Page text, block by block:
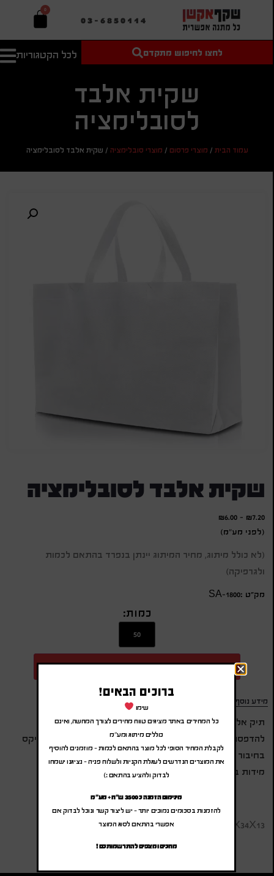
03-6850114
0
לכל הקטגוריות
טקסט חופשי
מחיר מיני'
לחצו לחיפוש מתקדם
שקית אלבד
לסובלימציה
עמוד הבית/ מוצרי פרסום/ מוצרי סובלימציה/ שקית אלבד לסובלימציה
שקית אלבד לסובלימציה
₪7.20
-
₪6.00
(לפני מע"מ)
(לא כולל מיתוג, מחיר המיתוג יינתן בנפרד בהתאם לכמות
ולגרפיקה)
מק״ט :SA-1800
כמות:
הוספה להצעת מחיר
מידע נוסף
תיק אלבד סופר רחב נפח 13,
להדפסת סובלימציה מחומר ממוחזר 100 גרם איכותי ,תפר איקס
בחיבור הידיות לחיזוק
מידות בס"מ: 45X34X13
45X34X13 ס"מ
ברוכים הבאים!
שימו
כל המחירים באתר מציגים טווח מחירים לצורך המחשה, ואינם
כוללים מיתוג ומע"מ
לקבלת המחיר הסופי לכל מוצר בהתאם לכמות – מוזמנים להוסיף
את המוצרים הנדרשים לעגלת הקניות ולשלוח פניה – נציגנו ישמחו
לבדוק ולהציע בהתאם :)
מינימום הזמנה כ 3500 ש"ח + מע"מ
להזמנות בסכומים נמוכים יותר – יש ליצור קשר ונוכל לבדוק אם
אפשרי בהתאם לסוג המוצר
מחכים ומצפים להתרשמותכם !